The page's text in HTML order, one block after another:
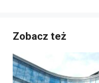
Zobacz też